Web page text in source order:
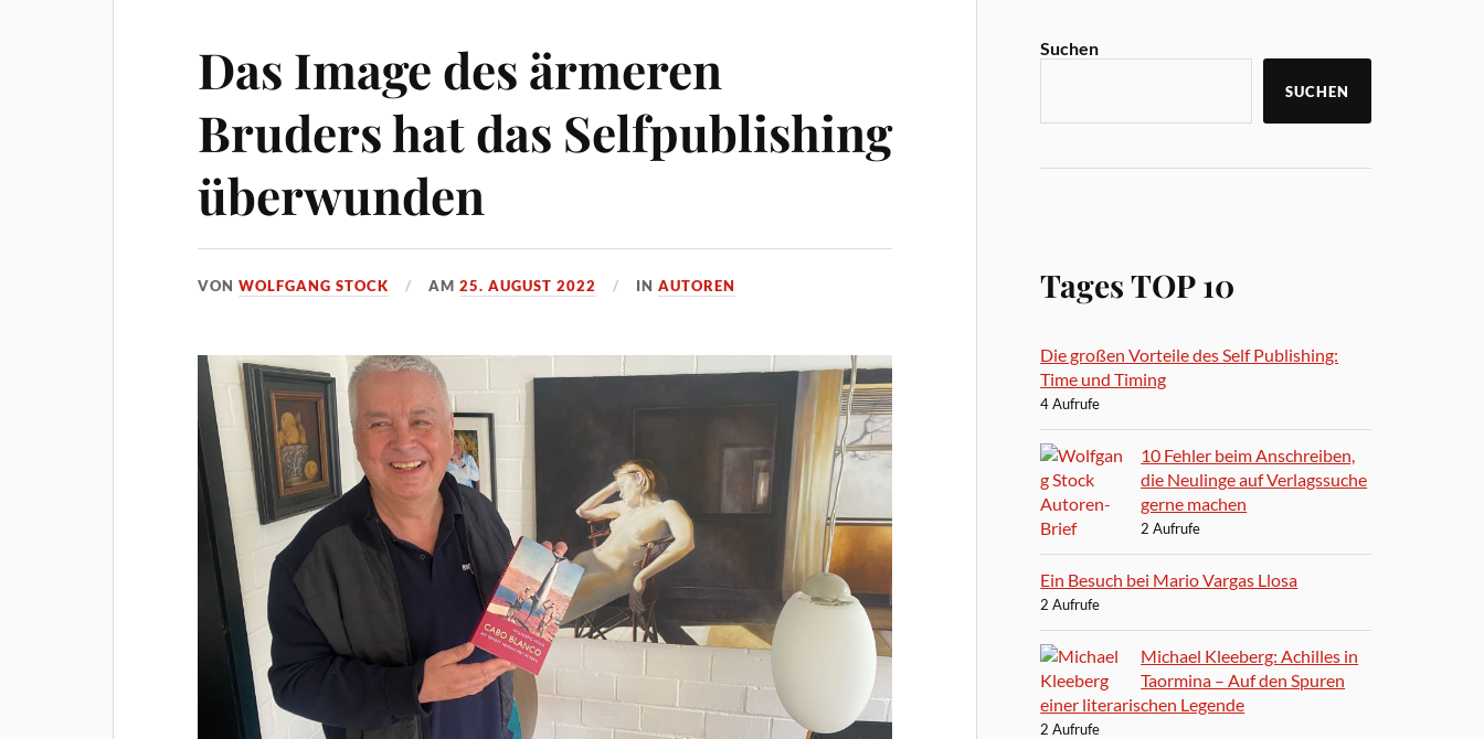
Das Image des ärmeren
Bruders hat das Selfpublishing
überwunden
VONWOLFGANG STOCK AM25. AUGUST 2022 INAUTOREN
Suchen
SUCHEN
Tages TOP 10
Die großen Vorteile des Self Publishing:
Time und Timing
4 Aufrufe
10 Fehler beim Anschreiben,
die Neulinge auf Verlagssuche
gerne machen
2 Aufrufe
Ein Besuch bei Mario Vargas Llosa
2 Aufrufe
Michael Kleeberg: Achilles in
Taormina – Auf den Spuren
einer literarischen Legende
2 Aufrufe